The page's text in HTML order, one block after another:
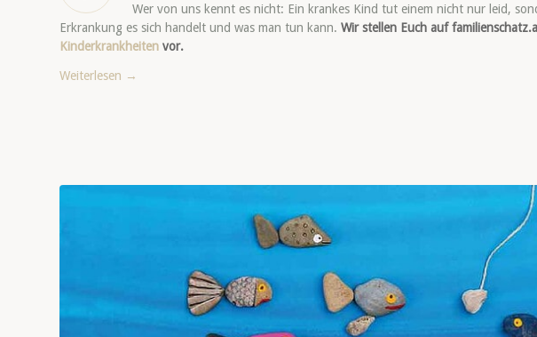
Wer von uns kennt es nicht: Ein krankes Kind tut einem nicht nur leid,
Erkrankung es sich handelt und was man tun kann. Wir stellen Euch auf
Kinderkrankheiten vor.
Weiterlesen →